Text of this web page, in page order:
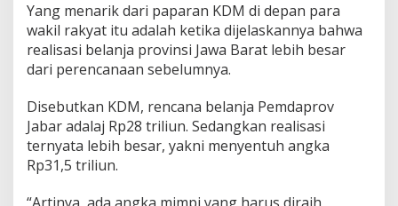
Yang menarik dari paparan KDM di depan para
wakil rakyat itu adalah ketika dijelaskannya bahwa
realisasi belanja provinsi Jawa Barat lebih besar
dari perencanaan sebelumnya.
Disebutkan KDM, rencana belanja Pemdaprov
Jabar adalaj Rp28 triliun. Sedangkan realisasi
ternyata lebih besar, yakni menyentuh angka
Rp31,5 triliun.